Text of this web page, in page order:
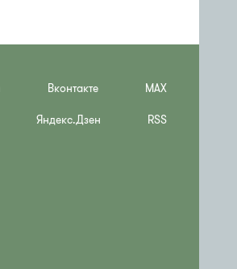
Вконтакте MAX
Яндекс.Дзен RSS